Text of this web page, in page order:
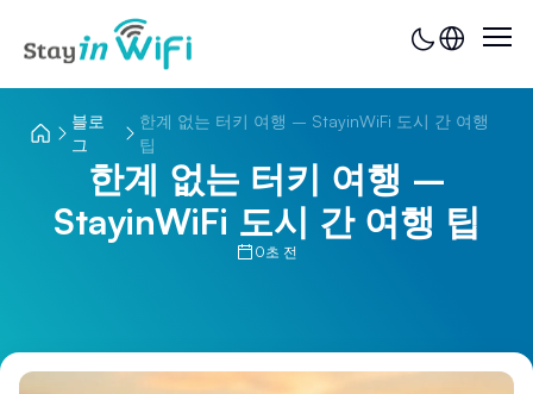
블로
그
한계 없는 터키 여행 – StayinWiFi 도시 간 여행
팁
한계 없는 터키 여행 –
StayinWiFi 도시 간 여행 팁
0초 전